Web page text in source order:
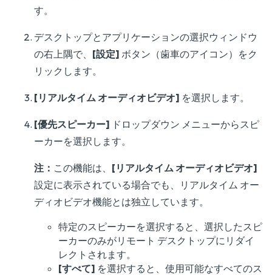
す。
デスクトップとアプリケーションの選択ウィンドウ
の右上隅で、 [設定] ボタン（歯車のアイコン）をク
リックします。
[リアルタイム オーディオビデオ] を選択します。
[優先スピーカー] ドロップダウン メニューからスピ
ーカーを選択します。
注： この機能は、 [リアルタイム オーディオビデオ]
設定に表示されている場合でも、リアルタイム オー
ディオビデオ機能とは独立しています。
特定のスピーカーを選択すると、選択したスピ
ーカーのみがリモート デスクトップにリダイ
レクトされます。
[すべて] を選択すると、使用可能なすべてのス